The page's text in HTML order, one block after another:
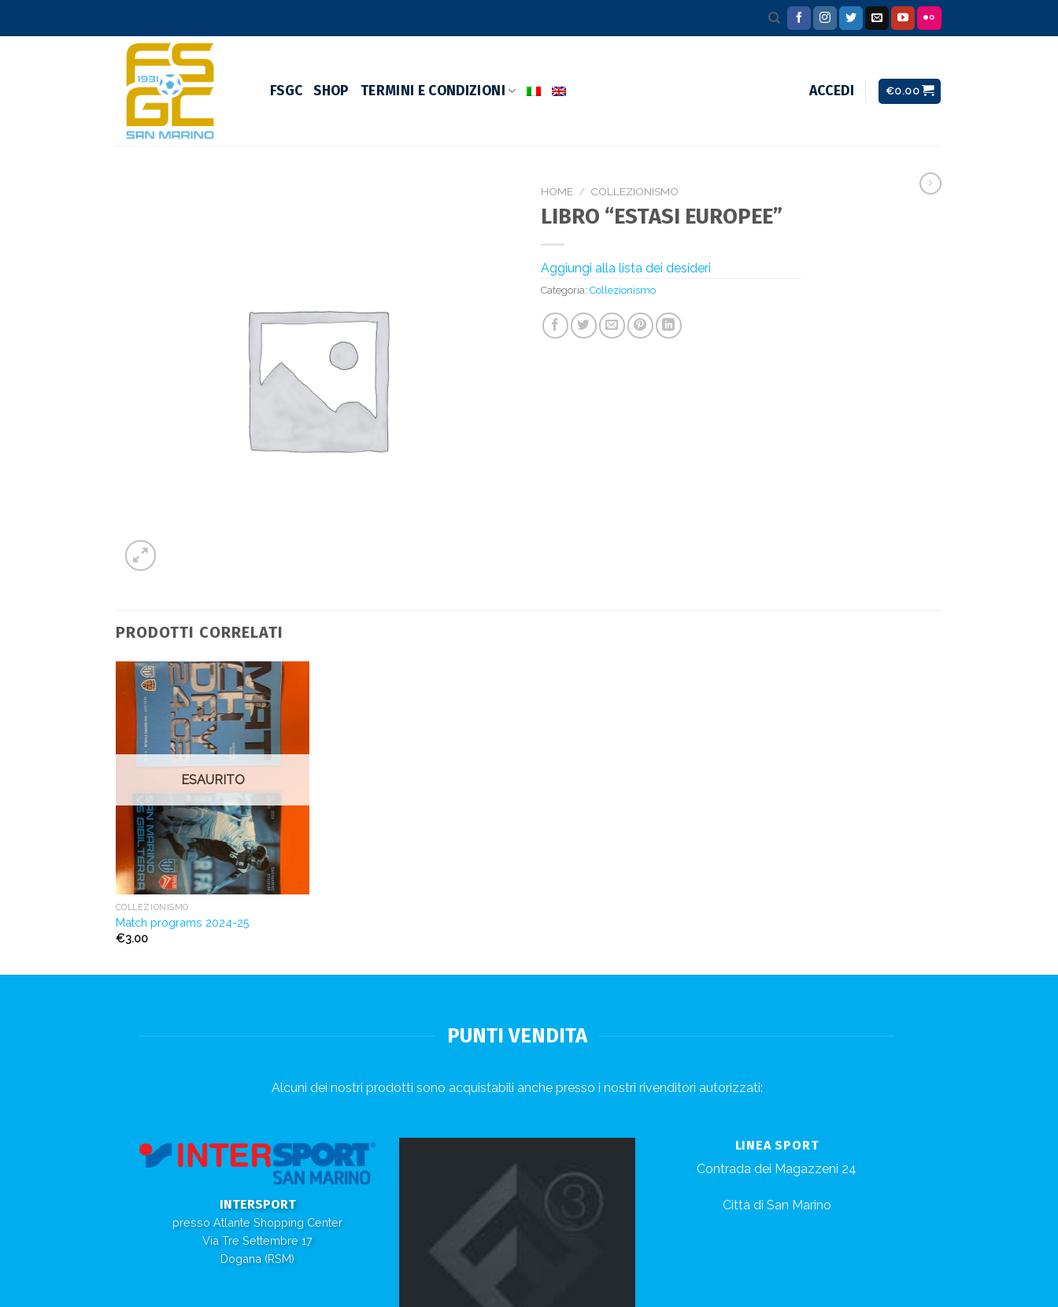
FSGC SHOP TERMINI E CONDIZIONI ACCEDI €0.00
HOME / COLLEZIONISMO
LIBRO “ESTASI EUROPEE”
Aggiungi alla lista dei desideri
Categoria: Collezionismo
PRODOTTI CORRELATI
Aggiungi
ESAURITO
COLLEZIONISMO
Match programs 2024-25
€3.00
PUNTI VENDITA
Alcuni dei nostri prodotti sono acquistabili anche presso i nostri rivenditori autorizzati:
INTERSPORT
presso Atlante Shopping Center
Via Tre Settembre 17
Dogana (RSM)
LINEA SPORT
Contrada dei Magazzeni 24
Città di San Marino